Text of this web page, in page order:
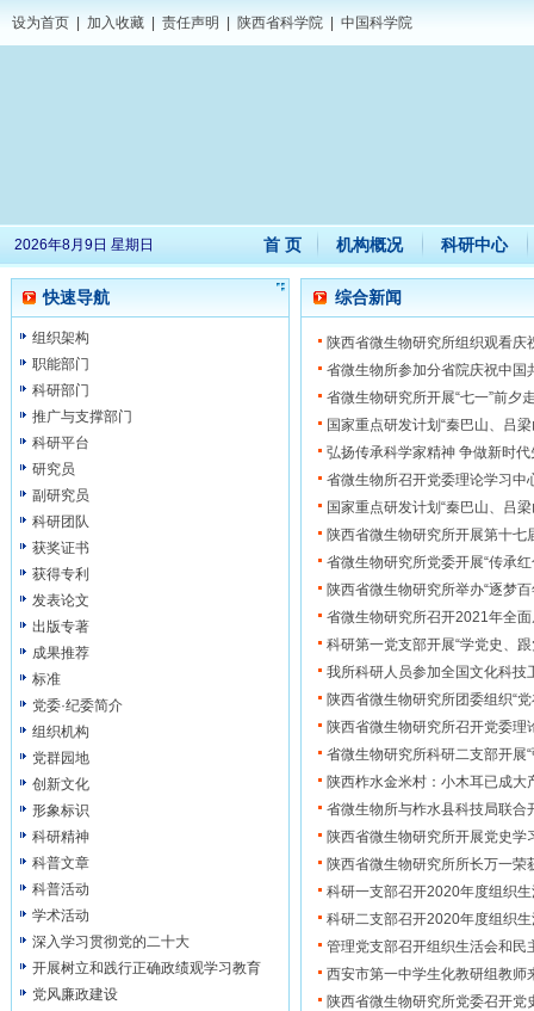
设为首页 加入收藏 责任声明 陕西省科学院 中国科学院
2026年8月9日 星期日 首 页 机构概况 科研中心
快速导航
组织架构
职能部门
科研部门
推广与支撑部门
科研平台
研究员
副研究员
科研团队
获奖证书
获得专利
发表论文
出版专著
成果推荐
标准
党委·纪委简介
组织机构
党群园地
创新文化
形象标识
科研精神
科普文章
科普活动
学术活动
深入学习贯彻党的二十大
开展树立和践行正确政绩观学习教育
党风廉政建设
综合新闻
陕西省微生物研究所组织观看
省微生物所参加分省院庆祝中国
省微生物研究所开展“七一”前夕
国家重点研发计划“秦巴山、吕
弘扬传承科学家精神 争做新时
省微生物所召开党委理论学习中
国家重点研发计划“秦巴山、吕
陕西省微生物研究所开展第十七
省微生物研究所党委开展“传承
陕西省微生物研究所举办“逐梦
省微生物研究所召开2021年全
科研第一党支部开展“学党史、
我所科研人员参加全国文化科技
陕西省微生物研究所团委组织“
陕西省微生物研究所召开党委理
省微生物研究所科研二支部开展
陕西柞水金米村：小木耳已成大
省微生物所与柞水县科技局联合
陕西省微生物研究所开展党史
陕西省微生物研究所所长万一荣
科研一支部召开2020年度组织
科研二支部召开2020年度组织
管理党支部召开组织生活会和民
西安市第一中学生化教研组教师
陕西省微生物研究所党委召开党